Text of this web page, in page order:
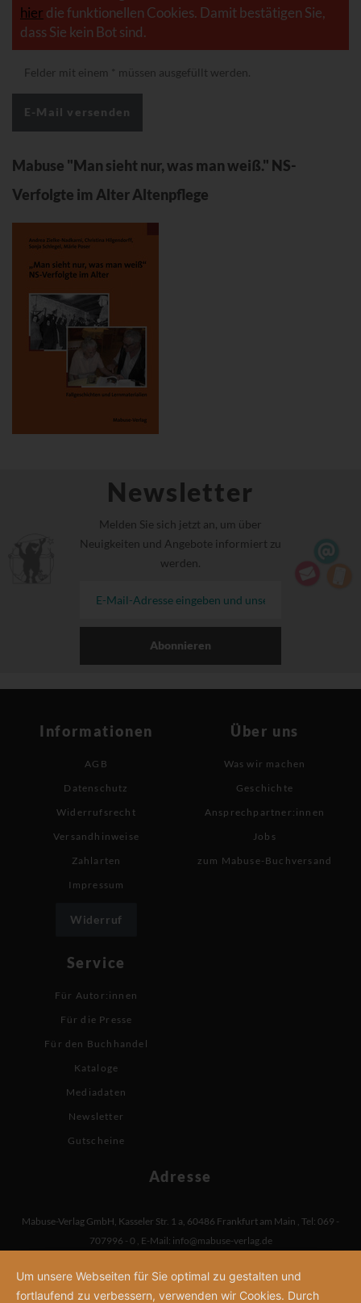
hier die funktionellen Cookies. Damit bestätigen Sie,
dass Sie kein Bot sind.
Felder mit einem müssen ausgefüllt werden.
Mabuse "Man sieht nur, was man weiß." NS-
Verfolgte im Alter Altenpflege
Newsletter
Melden Sie sich jetzt an, um über
Neuigkeiten und Angebote informiert zu
werden.
Abonnieren
Informationen
AGB
Datenschutz
Widerrufsrecht
Versandhinweise
Zahlarten
Impressum
Widerruf
Über uns
Was wir machen
Geschichte
Ansprechpartner:innen
Jobs
zum Mabuse-Buchversand
Service
Für Autor:innen
Für die Presse
Für den Buchhandel
Kataloge
Mediadaten
Newsletter
Gutscheine
Adresse
Mabuse-Verlag GmbH, Kasseler Str. 1 a, 60486 Frankfurt am Main , Tel: 069 -
707996 - 0 , E-Mail: info@mabuse-verlag.de
Um unsere Webseiten für Sie optimal zu gestalten und
fortlaufend zu verbessern, verwenden wir Cookies. Durch